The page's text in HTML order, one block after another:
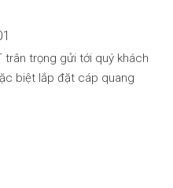
trân trọng gửi tới quý khách
biệt lắp đặt cáp quang